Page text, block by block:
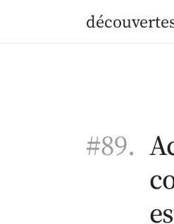
#89.